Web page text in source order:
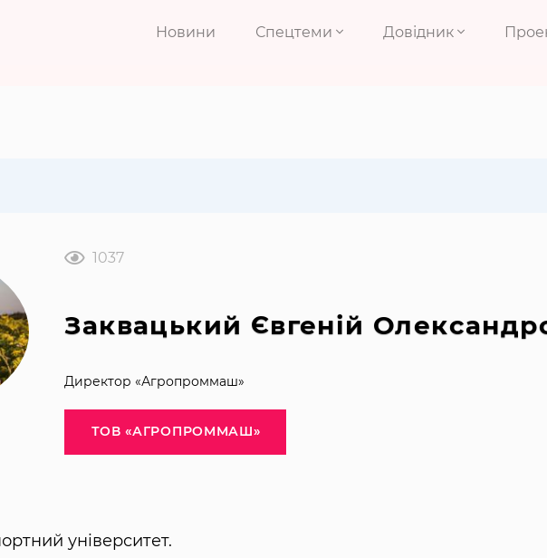
Новини Спецтеми Довідник
1037
Заквацький Євгеній
Директор «Агропроммаш»
ТОВ «АГРОПРОММАШ»
університет.